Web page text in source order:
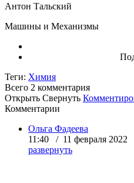
Антон Тальский
Машины и Механизмы
Теги: Химия
Всего 2 комментария
Открыть Свернуть
Комментарии
Ольга Фадеева
11:40 / 11 февраля 2022
развернуть